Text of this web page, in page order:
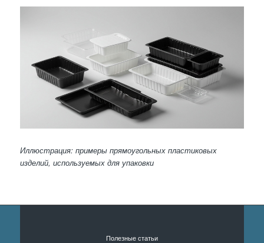
Иллюстрация: примеры прямоугольных пластиковых
изделий, используемых для упаковки
Полезные статьи